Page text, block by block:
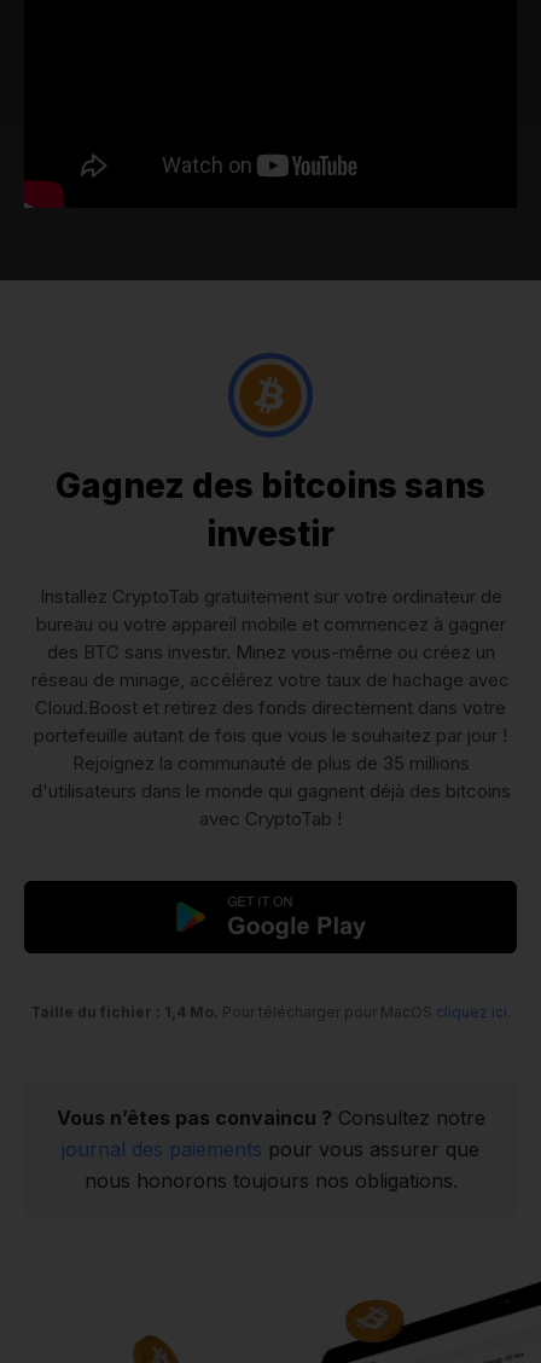
Gagnez des bitcoins sans
investir
Installez CryptoTab gratuitement sur votre ordinateur de
bureau ou votre appareil mobile et commencez à gagner
des BTC sans investir. Minez vous-même ou créez un
réseau de minage, accélérez votre taux de hachage avec
Cloud.Boost et retirez des fonds directement dans votre
portefeuille autant de fois que vous le souhaitez par jour !
Rejoignez la communauté de plus de 35 millions
d'utilisateurs dans le monde qui gagnent déjà des bitcoins
avec CryptoTab !
Taille du fichier : 1,4 Mo. Pour télécharger pour MacOS cliquez ici
Vous n’êtes pas convaincu ? Consultez notre
journal des paiements pour vous assurer que
nous honorons toujours nos obligations.